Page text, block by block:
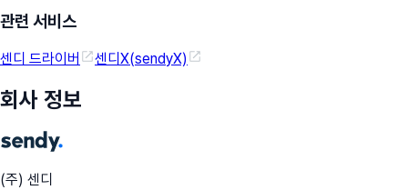
관련 서비스
센디 드라이버 센디X(sendyX)
회사 정보
(주) 센디